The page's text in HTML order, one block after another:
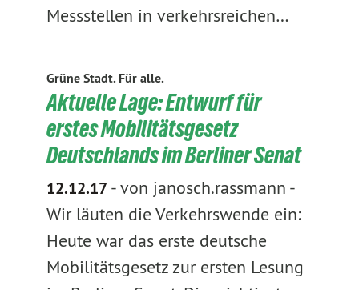
Messstellen in verkehrsreichen…
Grüne Stadt. Für alle.
Aktuelle Lage: Entwurf für
erstes Mobilitätsgesetz
Deutschlands im Berliner Senat
12.12.17-von janosch.rassmann -
Wir läuten die Verkehrswende ein:
Heute war das erste deutsche
Mobilitätsgesetz zur ersten Lesung